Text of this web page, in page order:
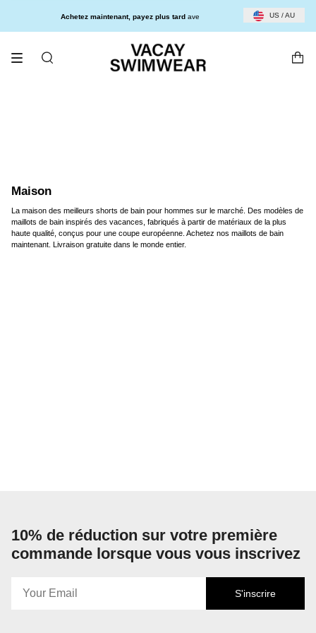
page
25 % DE RÉDUCTION SUR TOUT LE SITE
Achetez maintenant, payez plus tardavec Afterpay et Klarna US / AU
RECHERCHE
Maison
La maison des meilleurs shorts de bain pour hommes sur le marché. Des modèles de
maillots de bain inspirés des vacances, fabriqués à partir de matériaux de la plus
haute qualité, conçus pour une coupe européenne. Achetez nos maillots de bain
maintenant. Livraison gratuite dans le monde entier.
10% de réduction sur votre première
commande lorsque vous vous inscrivez
S'inscrire